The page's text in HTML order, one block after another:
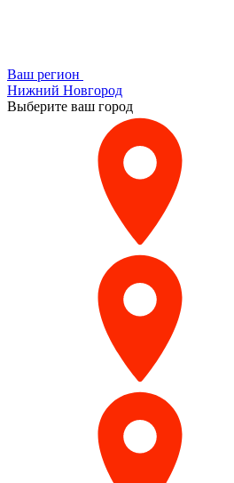
Ваш регион
Нижний Новгород
Выберите ваш город